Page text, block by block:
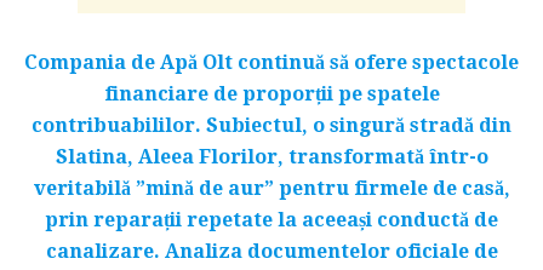
Compania de Apă Olt continuă să ofere spectacole
financiare de proporții pe spatele
contribuabililor. Subiectul, o singură stradă din
Slatina, Aleea Florilor, transformată într-o
veritabilă ”mină de aur” pentru firmele de casă,
prin reparații repetate la aceeași conductă de
canalizare. Analiza documentelor oficiale de